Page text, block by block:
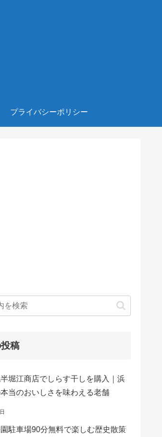
プライバシーポリシー
稿
堀江商店でしらす干しを購入｜浜
当のおいしさを味わえる老舗
駐車場90分無料で楽しむ歴史散策